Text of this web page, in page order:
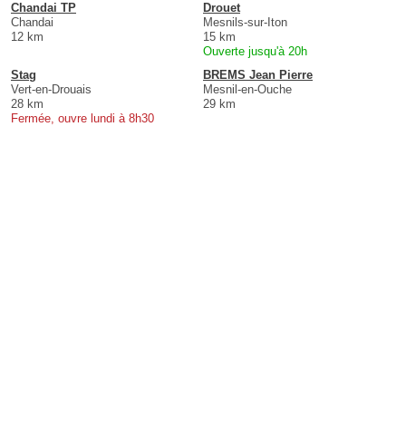
Chandai TP
Chandai
12 km
Drouet
Mesnils-sur-Iton
15 km
Ouverte jusqu'à 20h
Stag
Vert-en-Drouais
28 km
Fermée, ouvre lundi à 8h30
BREMS Jean Pierre
Mesnil-en-Ouche
29 km